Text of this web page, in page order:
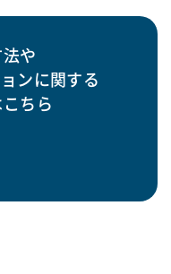
や
ンに関する
ちら